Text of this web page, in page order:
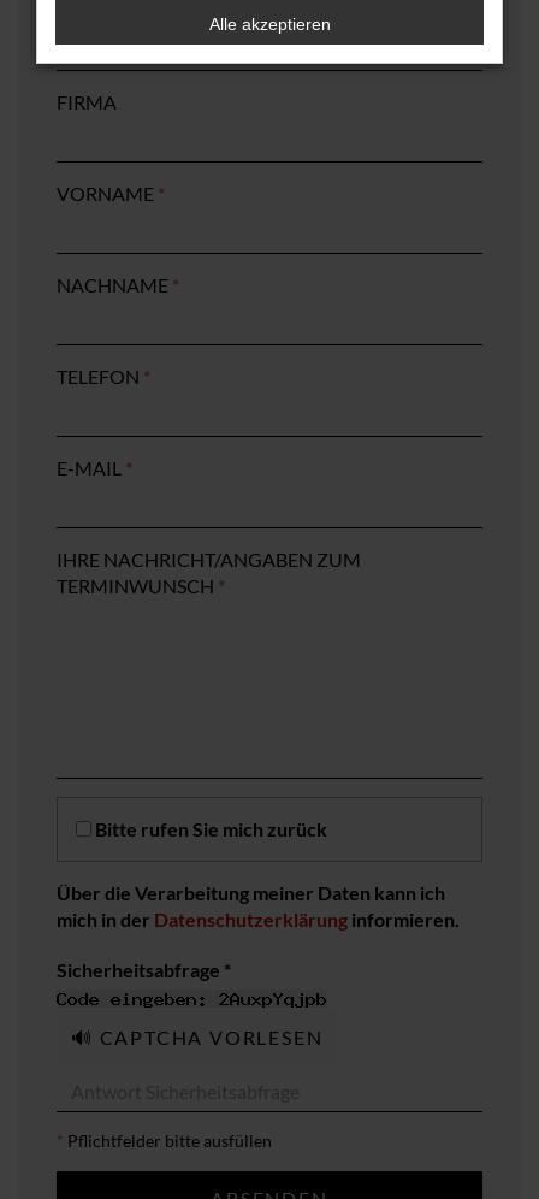
FIRMA
VORNAME *
NACHNAME *
TELEFON *
E-MAIL *
IHRE NACHRICHT/ANGABEN ZUM
TERMINWUNSCH *
Bitte rufen Sie mich zurück
Über die Verarbeitung meiner Daten kann ich
mich in der Datenschutzerklärung informieren.
Sicherheitsabfrage *
🔊 CAPTCHA VORLESEN
* Pflichtfelder bitte ausfüllen
Alle akzeptieren